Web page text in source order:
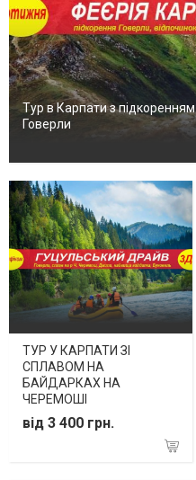
Тур в Карпати з підкоренням
Говерли
ТУР У КАРПАТИ ЗІ
СПЛАВОМ НА
БАЙДАРКАХ НА
ЧЕРЕМОШІ
від 3 400 грн.